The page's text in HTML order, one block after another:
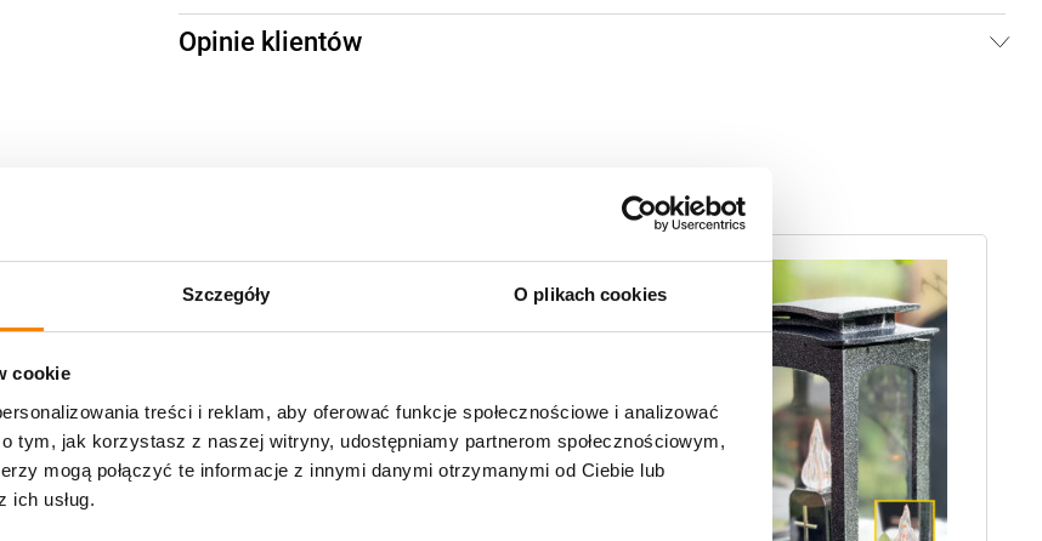
Szczegóły O plikach cookies
cookie
treści i reklam, aby oferować funkcje społecznościowe i analizować
tym, jak korzystasz z naszej witryny, udostępniamy partnerom społecznościowym,
mogą połączyć te informacje z innymi danymi otrzymanymi od Ciebie lub
ich usług.
Opinie klientów